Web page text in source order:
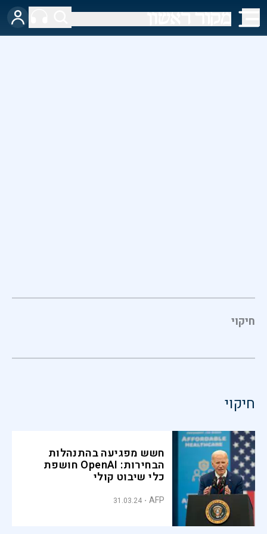
חיקוי
חיקוי
חשש מפגיעה בהתנהלות
הבחירות: OpenAI חושפת
כלי שיבוט קולי
AFP
31.03.24